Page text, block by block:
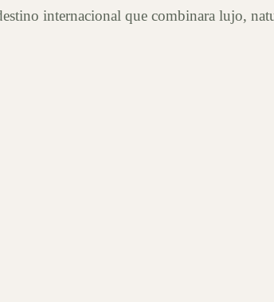
internacional que combinara lujo,